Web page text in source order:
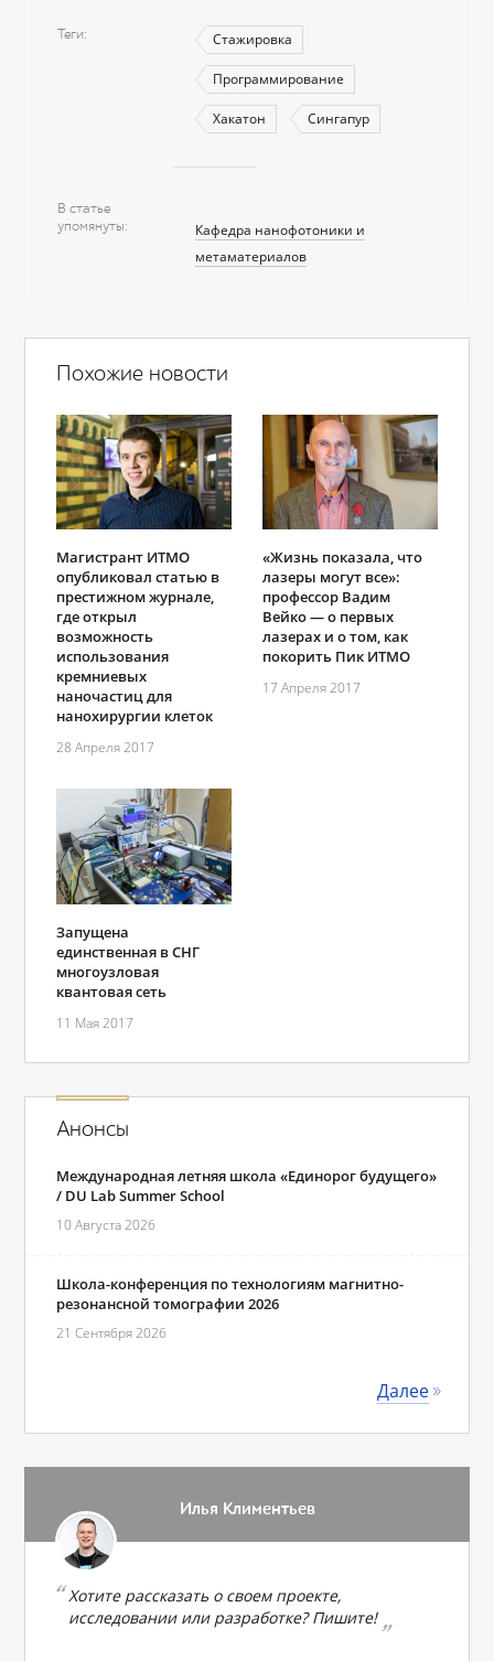
Теги Стажировка
Программирование
Хакатон Сингапур
В статье
упомянуты
Кафедра нанофотоники и
метаматериалов
Похожие новости
Магистрант ИТМО
опубликовал статью в
престижном журнале,
где открыл
возможность
использования
кремниевых
наночастиц для
нанохирургии клеток
28 Апреля 2017
«Жизнь показала, что
лазеры могут все»:
профессор Вадим
Вейко — о первых
лазерах и о том, как
покорить Пик ИТМО
17 Апреля 2017
Запущена
единственная в СНГ
многоузловая
квантовая сеть
11 Мая 2017
Анонсы
Международная летняя школа «Единорог будущего»
/ DU Lab Summer School
10 Августа 2026
Школа-конференция по технологиям магнитно-
резонансной томографии 2026
21 Сентября 2026
Далее
Илья Климентьев
Хотите рассказать о своем проекте,
исследовании или разработке? Пишите!